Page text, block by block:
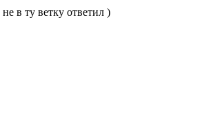
не в ту ветку ответил )